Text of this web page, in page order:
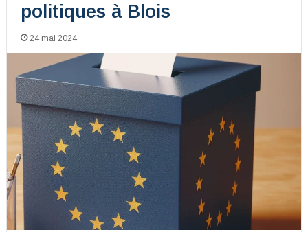
politiques à Blois
24 mai 2024